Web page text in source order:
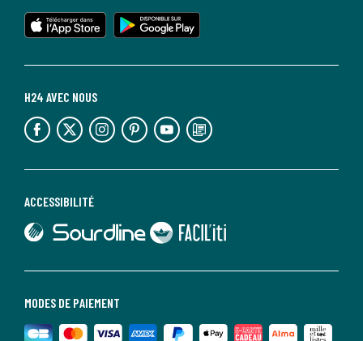
MODES DE PAIEMENT
ACCESSIBILITÉ
lien vers Sourdline
lien vers Faciliti
H24 AVEC NOUS
lien vers l'espace réseaux sociaux lien vers l'espace réseaux sociaux lien vers l'espace réseaux sociaux lien vers l'espace réseaux sociaux lien vers l'espace réseaux sociaux lien vers le blog la redoute
lien vers l'app store
lien vers google play